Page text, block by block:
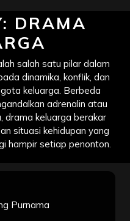
DRAMA
salah satu pilar dalam
dinamika, konflik, dan
keluarga. Berbeda
adrenalin atau
drama keluarga berakar
situasi kehidupan yang
hampir setiap penonton.